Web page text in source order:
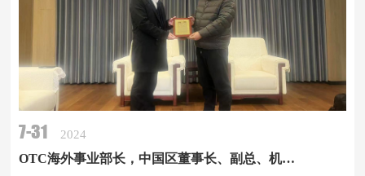
7-31 2024
OTC海外事业部长，中国区董事长、副总、机器人部部长，营业担当亲自颁奖